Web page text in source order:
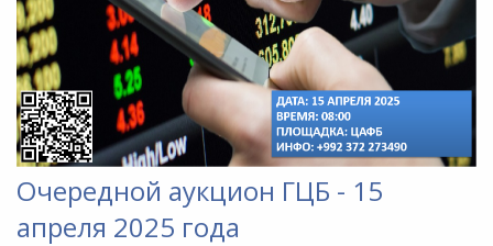
Очередной аукцион ГЦБ - 15
апреля 2025 года